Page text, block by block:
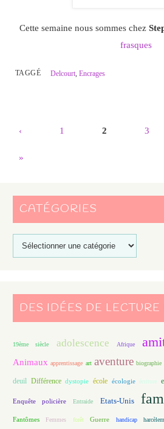
Cette semaine nous sommes chez
frasques
TAGGÉ Delcourt ,Encrages
‹ 1 2 3
»
CATÉGORIES
DES IDÉES DE LECTURE
19ème siècle adolescence Afrique
Animaux apprentissage art aventure biographie
deuil Différence dystopie école écologie écriture
Enquête policière Entraide Etats-Unis
Fantômes Femmes forêt Guerre handicap